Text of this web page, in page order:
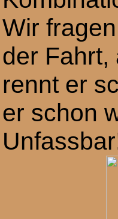
Wir
der Fahrt,
rennt er
er schon